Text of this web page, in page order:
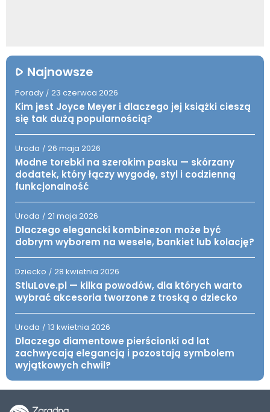
Najnowsze
Porady / 23 czerwca 2026
Kim jest Joyce Meyer i dlaczego jej książki cieszą
się tak dużą popularnością?
Uroda / 26 maja 2026
Modne torebki na szerokim pasku — skórzany
dodatek, który łączy wygodę, styl i codzienną
funkcjonalność
Uroda / 21 maja 2026
Dlaczego elegancki kombinezon może być
dobrym wyborem na wesele, bankiet lub kolację?
Dziecko / 28 kwietnia 2026
StiuLove.pl — kilka powodów, dla których warto
wybrać akcesoria tworzone z troską o dziecko
Uroda / 13 kwietnia 2026
Dlaczego diamentowe pierścionki od lat
zachwycają elegancją i pozostają symbolem
wyjątkowych chwil?